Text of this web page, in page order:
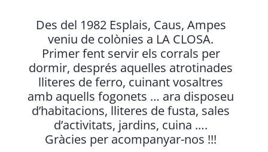
Des del 1982 Esplais, Caus, Ampes
veniu de colònies a LA CLOSA.
Primer fent servir els corrals per
dormir, després aquelles atrotinades
lliteres de ferro, cuinant vosaltres
amb aquells fogonets … ara disposeu
d’habitacions, lliteres de fusta, sales
d’activitats, jardins, cuina ….
Gràcies per acompanyar-nos !!!